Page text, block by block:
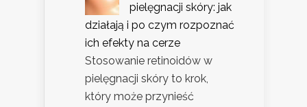
pielęgnacji skóry: jak
działają i po czym rozpoznać
ich efekty na cerze
Stosowanie retinoidów w
pielęgnacji skóry to krok,
który może przynieść